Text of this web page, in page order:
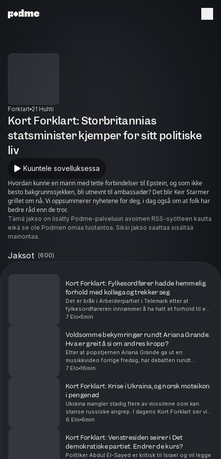
Forklart 21 Huhti
Kort Forklart: Storbritannias
statsminister kjemper for sitt politiske
liv
Kuuntele sovelluksessa
Hvordan kunne en mann med tette forbindelser til Epstein, og som ikke
besto bakgrunnssjekken, bli utnevnt til ambassadør? Det blir Keir Starmer
grillet om nå. Vi oppsummerer nyhetene for deg, i dag også om at folk har
bedre råd enn de tror.
Tämä jakso on lisätty Podme-palveluun avoimen RSS-syötteen kautta
eikä se ole Podmen omaa tuotantoa. Siksi jakso saattaa sisältää
mainontaa.
Jaksot (600)
Kort Forklart: Fylkesordfører hadde hemmelig
forhold med kollega og trekker seg
Det er bråk i Arbeiderpartiet i Telemark etter at
fylkesordføreren innrømmer å ha hatt et forhold til en
kollega. Partiet beskriver saken som alvorlig. Vi
7 Elo 5min
Voldsomme bekymringer rundt Ariana Grande.
Hva er greit å si om andres kropp?
Etter at popstjernen Ariana Grande ga ut en
musikkvideo forrige fredag, har debatten rundt
kroppen hennes rast. Bekymrede fans verden over
artisten seg t...
7 Elo 16min
Kort Forklart: Krise i Ukraina, og norsk moteikon
i pengenød
Ukraina mangler stadig flere av missilene som kan
stanse russiske angrep. I dagens Kort Forklart ser vi
på hvorfor det skjer – og hvilke konsekvenser det kan
6 Elo 6min
Kort Forklart: Venstresiden seirer i Det
demokratiske partiet. Endrer de kurs?
Politiker Abdul El-Sayed er kritisk til Israel og vil legge